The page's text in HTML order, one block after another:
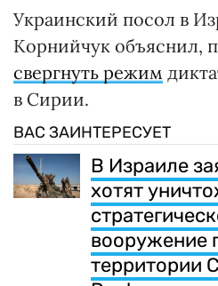
Украинский посол в
Корнийчук объяснил,
свергнуть режим
в Сирии.
ВАС ЗАИНТЕРЕСУЕТ
В Израиле
хотят
вооружение
территории